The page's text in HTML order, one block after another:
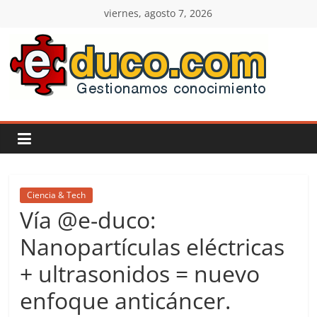
contenido
viernes, agosto 7, 2026
E-
duco:
Gestión
del
Conocimiento
Learn
Do
Ciencia & Tech
Vía @e-duco:
Nanopartículas eléctricas
+ ultrasonidos = nuevo
enfoque anticáncer.